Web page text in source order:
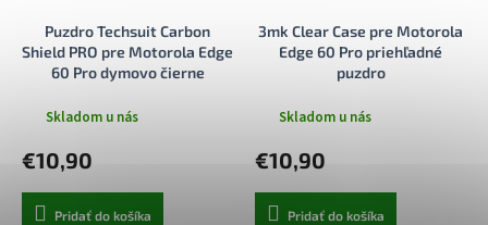
Puzdro Techsuit Carbon
Shield PRO pre Motorola Edge
60 Pro dymovo čierne
Skladom u nás
€10,90
Pridať do košíka
3mk Clear Case pre Motorola
Edge 60 Pro priehľadné
puzdro
Skladom u nás
€10,90
Pridať do košíka